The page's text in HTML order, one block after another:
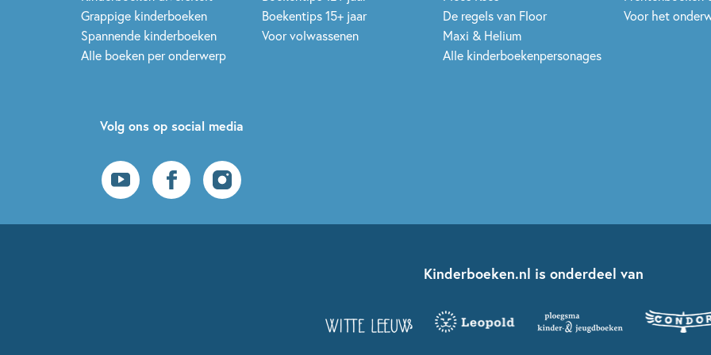
Grappige kinderboeken
Spannende kinderboeken
Alle boeken per onderwerp
Boekentips 15+ jaar
Voor volwassenen
De regels van Floor
Maxi & Helium
Alle kinderboekenpersonages
Voor het
Volg ons op social media
Kinderboeken.nl is onderdeel van